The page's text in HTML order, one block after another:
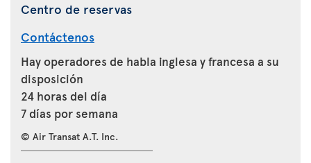
Centro de reservas
Contáctenos
Hay operadores de habla inglesa y francesa a su
disposición
24 horas del día
7 días por semana
© Air Transat A.T. Inc.